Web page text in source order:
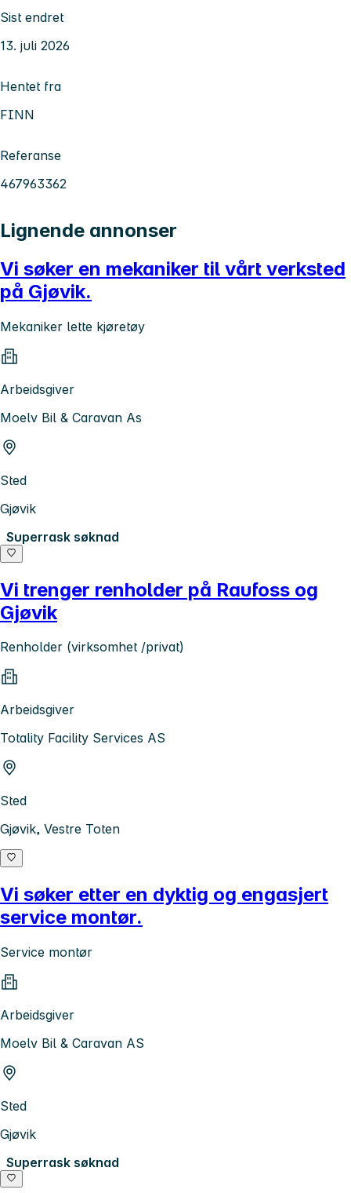
Sist endret
13. juli 2026
Hentet fra
FINN
Referanse
467963362
Lignende annonser
Vi søker en mekaniker til vårt verksted
på Gjøvik.
Mekaniker lette kjøretøy
Arbeidsgiver
Moelv Bil & Caravan As
Sted
Gjøvik
Superrask søknad
Vi trenger renholder på Raufoss og
Gjøvik
Renholder (virksomhet /privat)
Arbeidsgiver
Totality Facility Services AS
Sted
Gjøvik, Vestre Toten
Vi søker etter en dyktig og engasjert
service montør.
Service montør
Arbeidsgiver
Moelv Bil & Caravan AS
Sted
Gjøvik
Superrask søknad